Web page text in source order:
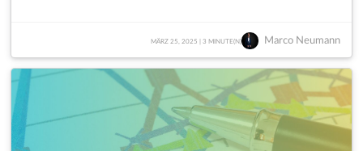
Marco Neumann
MÄRZ 25, 2025 | 3 MINUTE(N)